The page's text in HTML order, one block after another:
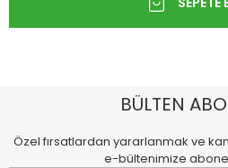
BÜLTEN
Özel fırsatlardan yararlanmak ve
e-bültenimize